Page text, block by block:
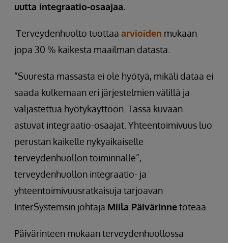
uutta integraatio-osaajaa.
Terveydenhuolto tuottaa arvioiden mukaan
jopa 30 % kaikesta maailman datasta.
”Suuresta massasta ei ole hyötyä, mikäli dataa ei
saada kulkemaan eri järjestelmien välillä ja
valjastettua hyötykäyttöön. Tässä kuvaan
astuvat integraatio-osaajat. Yhteentoimivuus luo
perustan kaikelle nykyaikaiselle
terveydenhuollon toiminnalle”,
terveydenhuollon integraatio- ja
yhteentoimivuusratkaisuja tarjoavan
InterSystemsin johtaja Miila Päivärinnetoteaa.
Päivärinteen mukaan terveydenhuollossa